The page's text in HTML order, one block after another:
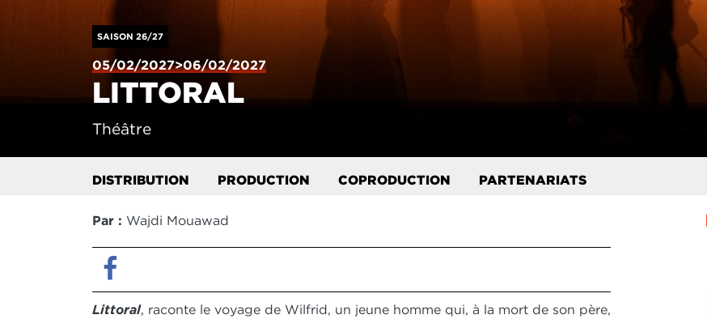
SAISON 26/27
05/02/2027>06/02/2027
LITTORAL
Théâtre
DISTRIBUTION PRODUCTION COPRODUCTION PARTENARIATS
Par : Wajdi Mouawad
Littoral, raconte le voyage de Wilfrid, un jeune homme qui, à la mort de son père,